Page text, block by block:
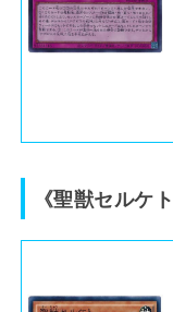
《聖獣セルケト